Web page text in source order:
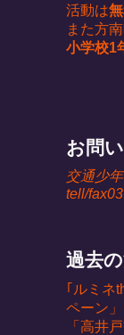
活動は
また方
小学校1
お問
交通少
tell/
過去
｢ルミネ
ペーン」
「高井